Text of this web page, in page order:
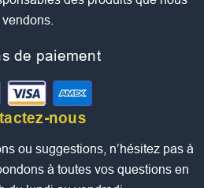
vendons.
de paiement
nous
ou suggestions, n’hésitez pas à
à toutes vos questions en